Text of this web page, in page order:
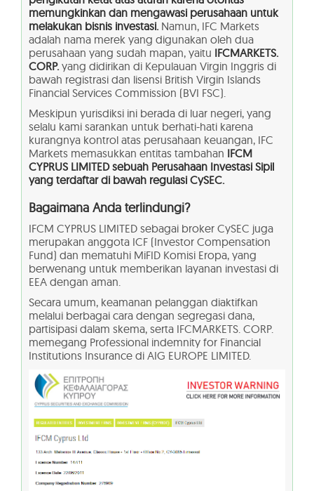
memungkinkan dan mengawasi perusahaan untuk
melakukan bisnis investasi. Namun, IFC Markets
adalah nama merek yang digunakan oleh dua
perusahaan yang sudah mapan, yaitu IFCMARKETS.
CORP. yang didirikan di Kepulauan Virgin Inggris di
bawah registrasi dan lisensi British Virgin Islands
Financial Services Commission (BVI FSC).
Meskipun yurisdiksi ini berada di luar negeri, yang
selalu kami sarankan untuk berhati-hati karena
kurangnya kontrol atas perusahaan keuangan, IFC
Markets memasukkan entitas tambahan IFCM
CYPRUS LIMITED sebuah Perusahaan Investasi Sipil
yang terdaftar di bawah regulasi CySEC.
Bagaimana Anda terlindungi?
IFCM CYPRUS LIMITED sebagai broker CySEC juga
merupakan anggota ICF (Investor Compensation
Fund) dan mematuhi MiFID Komisi Eropa, yang
berwenang untuk memberikan layanan investasi di
EEA dengan aman.
Secara umum, keamanan pelanggan diaktifkan
melalui berbagai cara dengan segregasi dana,
partisipasi dalam skema, serta IFCMARKETS. CORP.
memegang Professional indemnity for Financial
Institutions Insurance di AIG EUROPE LIMITED.